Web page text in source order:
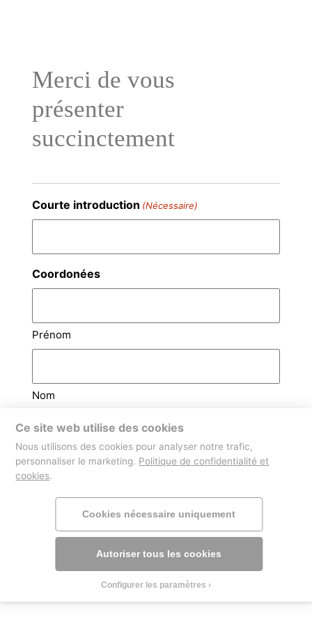
Merci de vous
présenter
succinctement
Courte introduction (Nécessaire)
Coordonées
Prénom
Nom
Email (Nécessaire)
Téléphone
Ce site web utilise des cookies
Nous utilisons des cookies pour analyser notre trafic,
personnaliser le marketing. Politique de confidentialité et
cookies.
Cookies nécessaire uniquement
Autoriser tous les cookies
Configurer les paramètres